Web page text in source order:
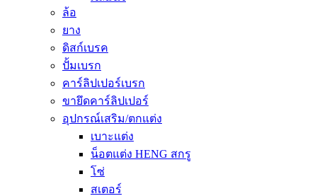
ล้อ
ยาง
ดิสก์เบรค
ปั้มเบรก
คาร์ลิปเปอร์เบรก
ขายึดคาร์ลิปเปอร์
อุปกรณ์เสริม/ตกแต่ง
เบาะแต่ง
น็อตแต่ง HENG สกรู
โซ่
สเตอร์